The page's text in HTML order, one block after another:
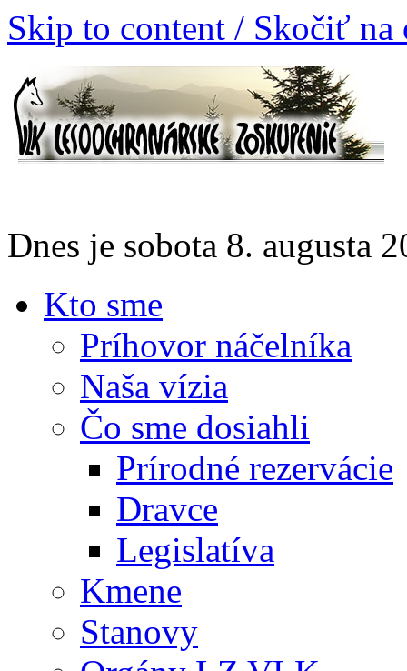
Skip to content / Skočiť na
Dnes je sobota 8. augusta
Kto sme
Príhovor náčelníka
Naša vízia
Čo sme dosiahli
Prírodné rezervácie
Dravce
Legislatíva
Kmene
Stanovy